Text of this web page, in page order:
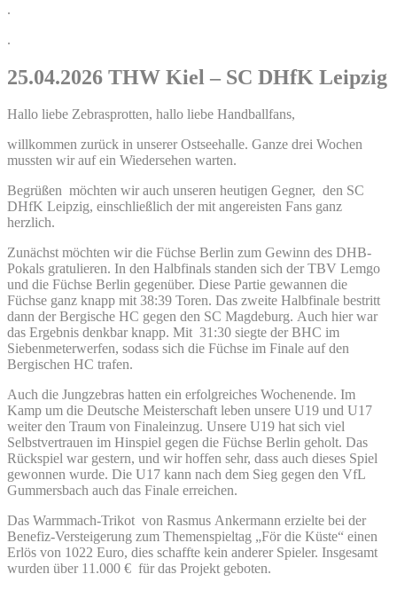
.
.
25.04.2026 THW Kiel – SC DHfK Leipzig
Hallo liebe Zebrasprotten, hallo liebe Handballfans,
willkommen zurück in unserer Ostseehalle. Ganze drei Wochen
mussten wir auf ein Wiedersehen warten.
Begrüßen möchten wir auch unseren heutigen Gegner, den SC
DHfK Leipzig, einschließlich der mit angereisten Fans ganz
herzlich.
Zunächst möchten wir die Füchse Berlin zum Gewinn des DHB-
Pokals gratulieren. In den Halbfinals standen sich der TBV Lemgo
und die Füchse Berlin gegenüber. Diese Partie gewannen die
Füchse ganz knapp mit 38:39 Toren. Das zweite Halbfinale bestritt
dann der Bergische HC gegen den SC Magdeburg. Auch hier war
das Ergebnis denkbar knapp. Mit 31:30 siegte der BHC im
Siebenmeterwerfen, sodass sich die Füchse im Finale auf den
Bergischen HC trafen.
Auch die Jungzebras hatten ein erfolgreiches Wochenende. Im
Kamp um die Deutsche Meisterschaft leben unsere U19 und U17
weiter den Traum von Finaleinzug. Unsere U19 hat sich viel
Selbstvertrauen im Hinspiel gegen die Füchse Berlin geholt. Das
Rückspiel war gestern, und wir hoffen sehr, dass auch dieses Spiel
gewonnen wurde. Die U17 kann nach dem Sieg gegen den VfL
Gummersbach auch das Finale erreichen.
Das Warmmach-Trikot von Rasmus Ankermann erzielte bei der
Benefiz-Versteigerung zum Themenspieltag „För die Küste“ einen
Erlös von 1022 Euro, dies schaffte kein anderer Spieler. Insgesamt
wurden über 11.000 € für das Projekt geboten.